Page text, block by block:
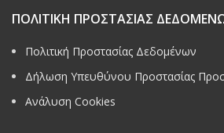
ΠΟΛΙΤΙΚΗ ΠΡΟΣΤΑΣΙΑΣ
Πολιτική Προστασίας Δεδομένων
Δήλωση Υπευθύνου Προστασίας
Ανάλυση Cookies